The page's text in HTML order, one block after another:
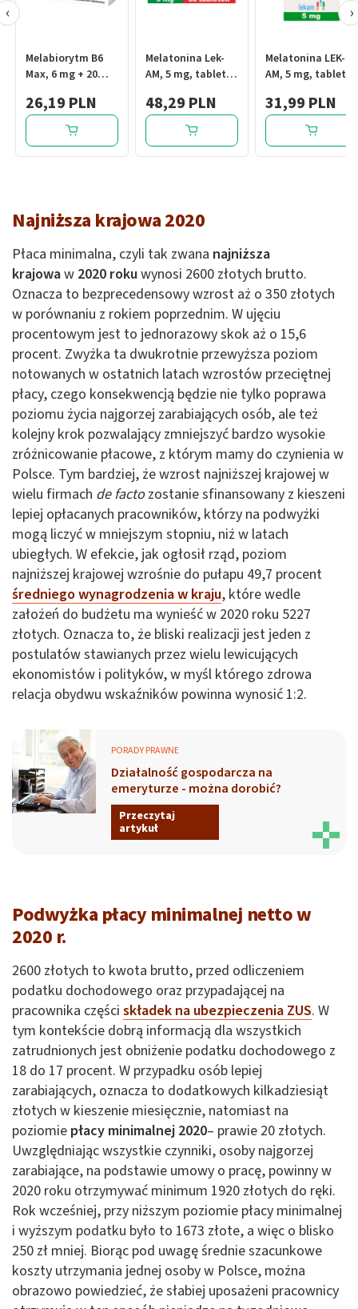
Melabiorytm B6
Max, 6 mg + 20
26,19 PLN
Melatonina Lek-
AM, 5 mg, tabletki,
48,29 PLN
Melatonina LEK-
AM, 5 mg, tabletki,
31,99 PLN
‹ ›
Najniższa krajowa 2020
Płaca minimalna, czyli tak zwana najniższa
krajowaw 2020 rokuwynosi 2600 złotych brutto.
Oznacza to bezprecedensowy wzrost aż o 350 złotych
w porównaniu z rokiem poprzednim. W ujęciu
procentowym jest to jednorazowy skok aż o 15,6
procent. Zwyżka ta dwukrotnie przewyższa poziom
notowanych w ostatnich latach wzrostów przeciętnej
płacy, czego konsekwencją będzie nie tylko poprawa
poziomu życia najgorzej zarabiających osób, ale też
kolejny krok pozwalający zmniejszyć bardzo wysokie
zróżnicowanie płacowe, z którym mamy do czynienia w
Polsce. Tym bardziej, że wzrost najniższej krajowej w
wielu firmach de factozostanie sfinansowany z kieszeni
lepiej opłacanych pracowników, którzy na podwyżki
mogą liczyć w mniejszym stopniu, niż w latach
ubiegłych. W efekcie, jak ogłosił rząd, poziom
najniższej krajowej wzrośnie do pułapu 49,7 procent
średniego wynagrodzenia w kraju, które wedle
założeń do budżetu ma wynieść w 2020 roku 5227
złotych. Oznacza to, że bliski realizacji jest jeden z
postulatów stawianych przez wielu lewicujących
ekonomistów i polityków, w myśl którego zdrowa
relacja obydwu wskaźników powinna wynosić 1:2.
PORADY PRAWNE
Działalność gospodarcza na
emeryturze - można dorobić?
Przeczytaj
artykuł
Podwyżka płacy minimalnej netto w
2020 r.
2600 złotych to kwota brutto, przed odliczeniem
podatku dochodowego oraz przypadającej na
pracownika części składek na ubezpieczenia ZUS. W
tym kontekście dobrą informacją dla wszystkich
zatrudnionych jest obniżenie podatku dochodowego z
18 do 17 procent. W przypadku osób lepiej
zarabiających, oznacza to dodatkowych kilkadziesiąt
złotych w kieszenie miesięcznie, natomiast na
poziomie płacy minimalnej 2020– prawie 20 złotych.
Uwzględniając wszystkie czynniki, osoby najgorzej
zarabiające, na podstawie umowy o pracę, powinny w
2020 roku otrzymywać minimum 1920 złotych do ręki.
Rok wcześniej, przy niższym poziomie płacy minimalnej
i wyższym podatku było to 1673 złote, a więc o blisko
250 zł mniej. Biorąc pod uwagę średnie szacunkowe
koszty utrzymania jednej osoby w Polsce, można
obrazowo powiedzieć, że słabiej uposażeni pracownicy